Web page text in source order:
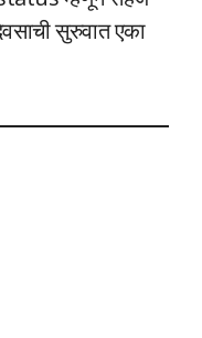
सुरुवात एका